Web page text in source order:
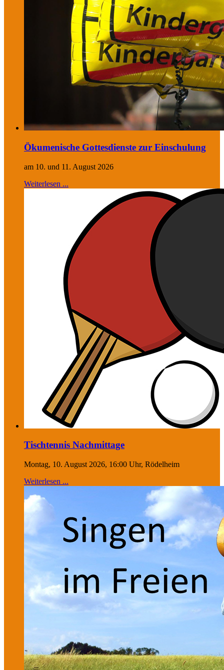
Ökumenische Gottesdienste zur Einschulung
am 10. und 11. August 2026
Weiterlesen ...
Tischtennis Nachmittage
Montag, 10. August 2026, 16:00 Uhr, Rödelheim
Weiterlesen ...